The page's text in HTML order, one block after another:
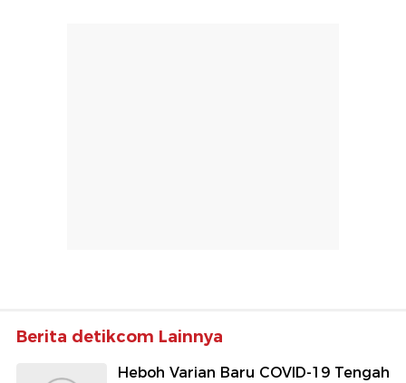
Berita detikcom Lainnya
Heboh Varian Baru COVID-19 Tengah